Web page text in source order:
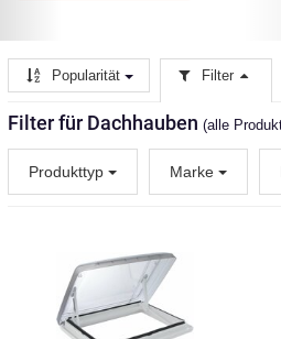
Popularität Filter
Filter für Dachhauben (alle
Produkttyp Marke